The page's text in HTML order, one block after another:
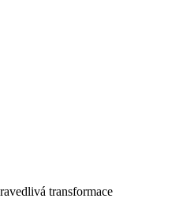
transformace